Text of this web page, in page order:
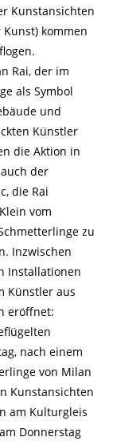
Kunstansichten
kommen
Rai, der im
als Symbol
und
Künstler
die Aktion in
der
die Rai
vom
zu
Inzwischen
Installationen
Künstler aus
eröffnet:
nach einem
von Milan
Kunstansichten
am Kulturgleis
Donnerstag